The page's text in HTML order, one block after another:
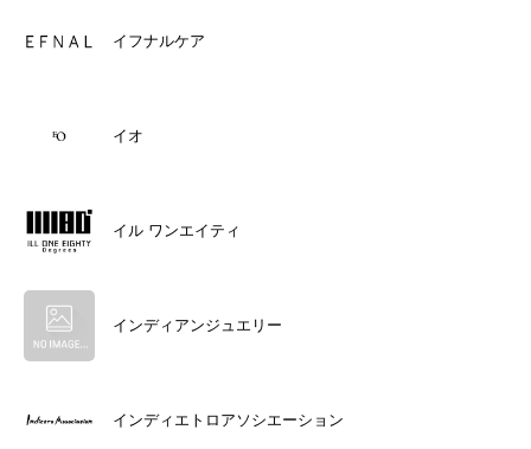
イフナルケア
イオ
イル ワンエイティ
インディアンジュエリー
インディエトロアソシエーション